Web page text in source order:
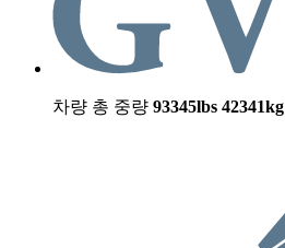
차량 총 중량 93345lbs 42341kg